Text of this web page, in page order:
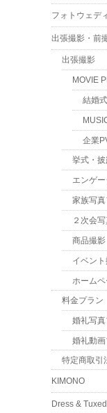
フォトウェデ
出張撮影・前
出張撮影
MOVIE
結婚
企業
挙式・
エンゲ
家族写真
２次会
商品撮影
イベン
ホーム
料金プラン
婚礼写
婚礼動
特定商取引
KIMONO
Dress &